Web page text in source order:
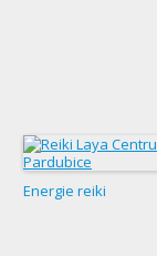
Energie reiki